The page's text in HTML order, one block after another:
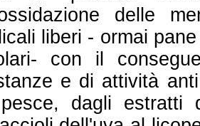
delle
liberi - ormai
con il
e di attività
dagli estratti